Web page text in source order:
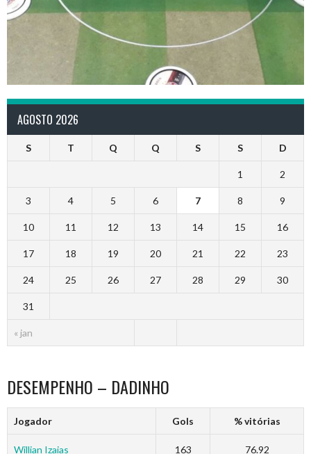
AGOSTO 2026
S T Q Q S S D
« jan
1 2
3 4 5 6 7 8 9
10 11 12 13 14 15 16
17 18 19 20 21 22 23
24 25 26 27 28 29 30
31
DESEMPENHO – DADINHO
Jogador Gols % vitórias
Willian Izaias 163 76.92